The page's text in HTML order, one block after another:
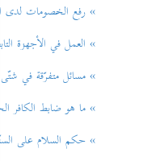
» رفع الخصومات لدی
» العمل في الأجهزة
» مسائل متفرّقة في شتّی
» ما هو ضابط الكافر
» حكم السلام علی السنّي